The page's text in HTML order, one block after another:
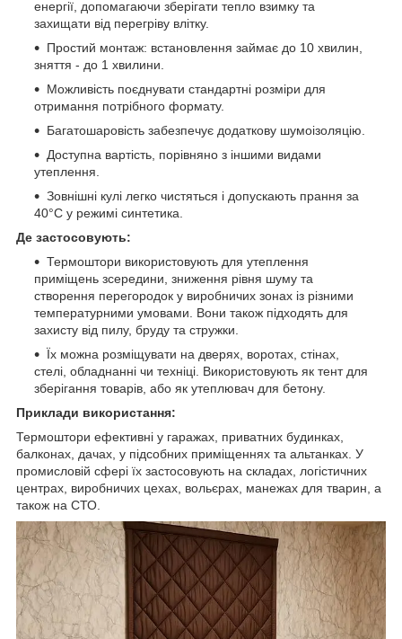
енергії, допомагаючи зберігати тепло взимку та
захищати від перегріву влітку.
Простий монтаж: встановлення займає до 10 хвилин,
зняття - до 1 хвилини.
Можливість поєднувати стандартні розміри для
отримання потрібного формату.
Багатошаровість забезпечує додаткову шумоізоляцію.
Доступна вартість, порівняно з іншими видами
утеплення.
Зовнішні кулі легко чистяться і допускають прання за
40°C у режимі синтетика.
Де застосовують:
Термоштори використовують для утеплення
приміщень зсередини, зниження рівня шуму та
створення перегородок у виробничих зонах із різними
температурними умовами. Вони також підходять для
захисту від пилу, бруду та стружки.
Їх можна розміщувати на дверях, воротах, стінах,
стелі, обладнанні чи техніці. Використовують як тент для
зберігання товарів, або як утеплювач для бетону.
Приклади використання:
Термоштори ефективні у гаражах, приватних будинках,
балконах, дачах, у підсобних приміщеннях та альтанках. У
промисловій сфері їх застосовують на складах, логістичних
центрах, виробничих цехах, вольєрах, манежах для тварин, а
також на СТО.